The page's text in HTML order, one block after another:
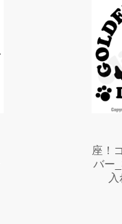
座！
バー